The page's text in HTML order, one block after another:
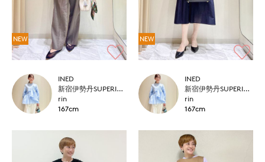
NEW
INED
新宿伊勢丹SUPERIOR CLOSET
rin
167cm
NEW
INED
新宿伊勢丹SUPERIOR CLOSET
rin
167cm